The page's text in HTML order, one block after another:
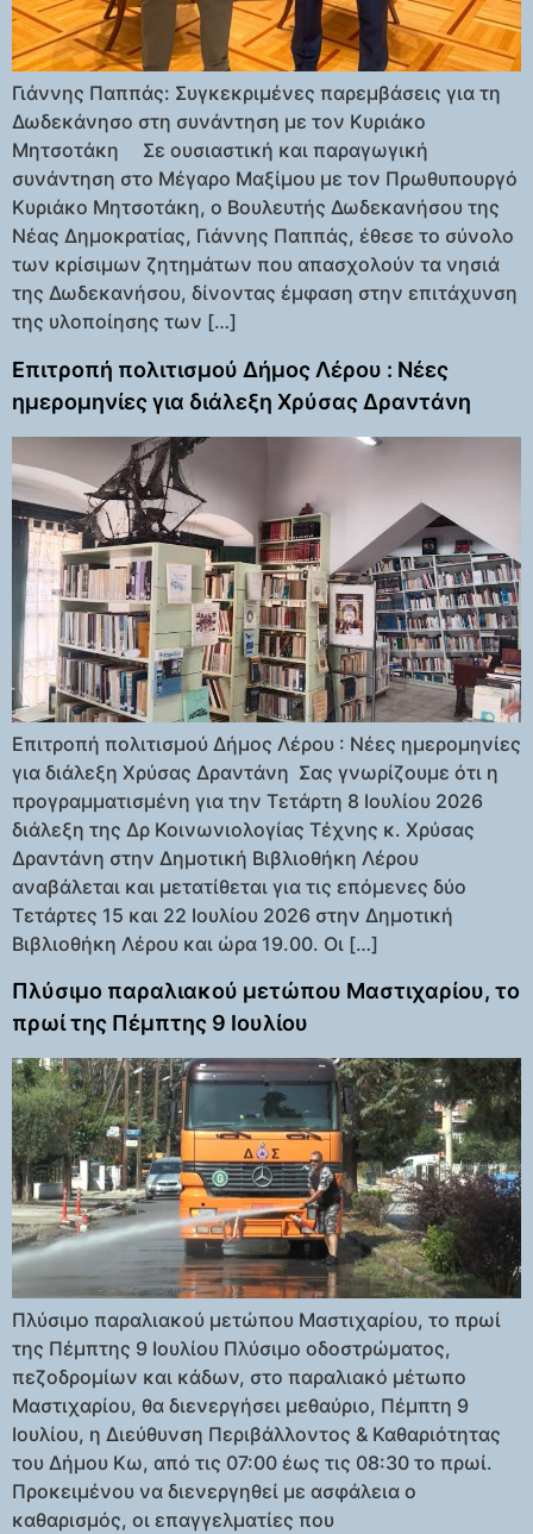
Γιάννης Παππάς: Συγκεκριμένες παρεμβάσεις για τη
Δωδεκάνησο στη συνάντηση με τον Κυριάκο
Μητσοτάκη Σε ουσιαστική και παραγωγική
συνάντηση στο Μέγαρο Μαξίμου με τον Πρωθυπουργό
Κυριάκο Μητσοτάκη, ο Βουλευτής Δωδεκανήσου της
Νέας Δημοκρατίας, Γιάννης Παππάς, έθεσε το σύνολο
των κρίσιμων ζητημάτων που απασχολούν τα νησιά
της Δωδεκανήσου, δίνοντας έμφαση στην επιτάχυνση
της υλοποίησης των […]
Επιτροπή πολιτισμού Δήμος Λέρου : Νέες
ημερομηνίες για διάλεξη Χρύσας Δραντάνη
Επιτροπή πολιτισμού Δήμος Λέρου : Νέες ημερομηνίες
για διάλεξη Χρύσας Δραντάνη Σας γνωρίζουμε ότι η
προγραμματισμένη για την Τετάρτη 8 Ιουλίου 2026
διάλεξη της Δρ Κοινωνιολογίας Τέχνης κ. Χρύσας
Δραντάνη στην Δημοτική Βιβλιοθήκη Λέρου
αναβάλεται και μετατίθεται για τις επόμενες δύο
Τετάρτες 15 και 22 Ιουλίου 2026 στην Δημοτική
Βιβλιοθήκη Λέρου και ώρα 19.00. Οι […]
Πλύσιμο παραλιακού μετώπου Μαστιχαρίου, το
πρωί της Πέμπτης 9 Ιουλίου
Πλύσιμο παραλιακού μετώπου Μαστιχαρίου, το πρωί
της Πέμπτης 9 Ιουλίου Πλύσιμο οδοστρώματος,
πεζοδρομίων και κάδων, στο παραλιακό μέτωπο
Μαστιχαρίου, θα διενεργήσει μεθαύριο, Πέμπτη 9
Ιουλίου, η Διεύθυνση Περιβάλλοντος & Καθαριότητας
του Δήμου Κω, από τις 07:00 έως τις 08:30 το πρωί.
Προκειμένου να διενεργηθεί με ασφάλεια ο
καθαρισμός, οι επαγγελματίες που